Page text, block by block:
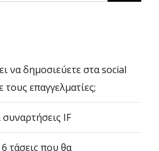
να δημοσιεύετε στα social
επαγγελματίες;
IF
τάσεις που θα